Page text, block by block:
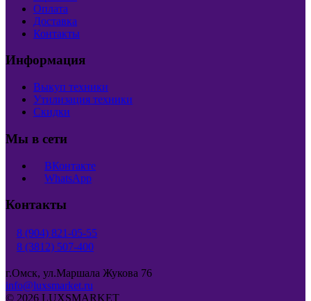
Оплата
Доставка
Контакты
Информация
Выкуп техники
Утилизация техники
Скидки
Мы в сети
ВКонтакте
WhatsApp
Контакты
8 (904) 821-05-55
8 (3812) 507-400
г.Омск, ул.Маршала Жукова 76
info@luxsmarket.ru
© 2026 LUXSMARKET